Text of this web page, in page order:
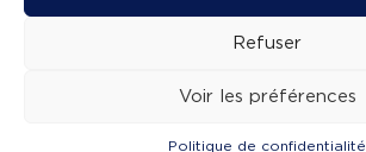
Refuser
Voir les préférences
Politique de confidentialité
ÉMISSIONS AGENDA